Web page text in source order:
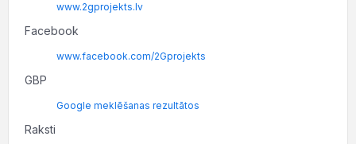
www.2gprojekts.lv
Facebook
www.facebook.com/2Gprojekts
GBP
Google meklēšanas rezultātos
Raksti